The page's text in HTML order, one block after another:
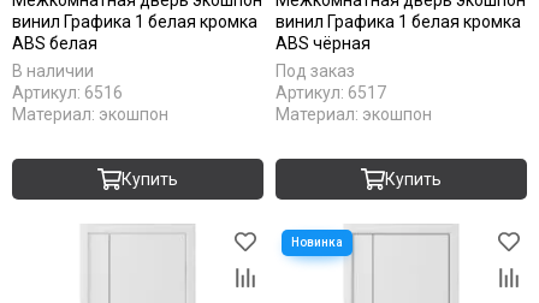
винил Графика 1 белая кромка
ABS белая
В наличии
Артикул: 6516
Материал: экошпон
Купить
винил Графика 1 белая кромка
ABS чёрная
Под заказ
Артикул: 6517
Материал: экошпон
Купить